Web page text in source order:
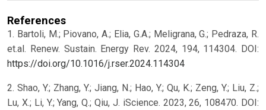
References
1. Bartoli, M.; Piovano, A.; Elia, G.A.; Meligrana, G.; Pedraza, R.
et.al. Renew. Sustain. Energy Rev. 2024, 194, 114304. DOI:
https://doi.org/10.1016/j.rser.2024.114304
2. Shao, Y.; Zhang, Y.; Jiang, N.; Hao, Y.; Qu, K.; Zeng, Y.; Liu, Z.;
Lu, X.; Li, Y.; Yang, Q.; Qiu, J. iScience. 2023, 26, 108470. DOI: